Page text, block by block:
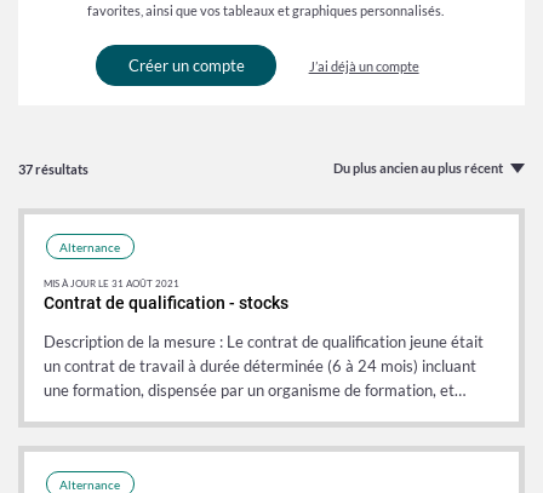
favorites, ainsi que vos tableaux et graphiques personnalisés.
Créer un compte J’ai déjà un compte
37 résultats Du plus ancien au plus récent
Contrat de qualification - stocks
Description de la mesure : Le contrat de qualification jeune était
un contrat de travail à durée déterminée (6 à 24 mois) incluant
une formation, dispensée par un organisme de formation, et…
Donnée
Donnée
Alternance
MIS À JOUR LE 31 AOÛT 2021
Alternance